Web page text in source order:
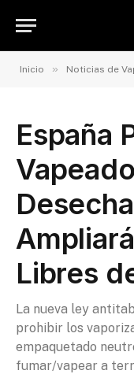
Inicio » Noticias de
España
Libres
La nueva ley
prohibir los
empaquetado
fumar/vapear a